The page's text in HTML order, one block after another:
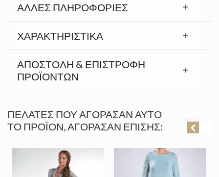
ΆΛΛΕΣ ΠΛΗΡΟΦΟΡΊΕΣ
ΧΑΡΑΚΤΗΡΙΣΤΙΚΆ
ΑΠΟΣΤΟΛΉ & ΕΠΙΣΤΡΟΦΉ
ΠΡΟΪΟΝΤΩΝ
ΠΕΛΆΤΕΣ ΠΟΥ ΑΓΌΡΑΣΑΝ ΑΥΤΌ
ΤΟ ΠΡΟΪΌΝ, ΑΓΌΡΑΣΑΝ ΕΠΊΣΗΣ: